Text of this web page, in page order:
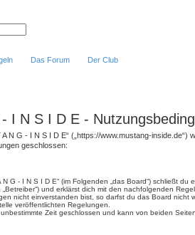
Das Forum Der Club
I N S I D E -
A N G - I N S I D E“ („https://www.mustang-inside.de“)
geschlossen:
N G - I N S I D E“ (im Folgenden „das Board“) schließt
und erklärst dich mit den nachfolgenden
nicht einverstanden bist, so darfst du das Board nicht
veröffentlichten Regelungen.
Zeit geschlossen und kann von beiden